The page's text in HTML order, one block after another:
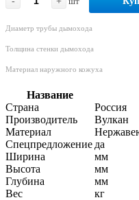
Диаметр трубы дымохода
Толщина стенки дымохода
Материал наружного кожуха
Название
Страна
Россия
Производитель
Вулкан
Материал
Спецпредложение да
Ширина
мм
Высота
мм
Глубина
мм
Вес
кг